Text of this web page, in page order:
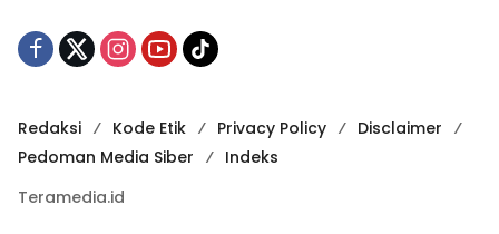
Redaksi Kode Etik Privacy Policy
Disclaimer
Pedoman Media Siber
Indeks
Teramedia.id